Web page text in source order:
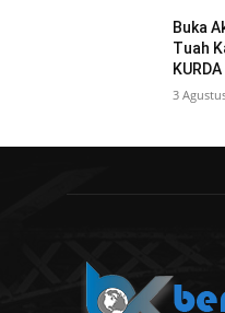
Buka
Tuah
3